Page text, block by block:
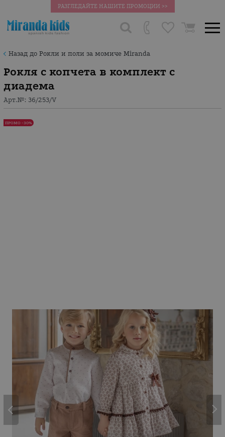
РАЗГЛЕДАЙТЕ НАШИТЕ ПРОМОЦИИ >>
Назад до Рокли и поли за момиче Miranda
Рокля с копчета в комплект с
диадема
Арт.№: 36/253/V
ПРОМО -30%